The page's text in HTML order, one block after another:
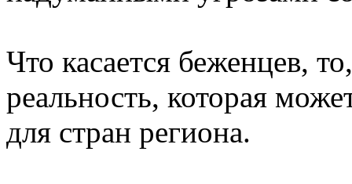
Что касается беженцев,
реальность, которая
для стран региона.